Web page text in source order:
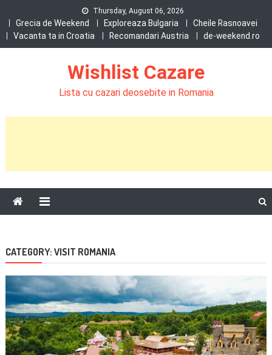
content
Thursday, August 06, 2026
Grecia de Weekend Exploreaza Bulgaria
Cheile Rasnoavei
Vacanta ta in Croatia
Recomandari Austria de-weekend.ro
Wishlist Cazare
Lista cu cazari deosebite in Romania
CATEGORY: VISIT ROMANIA